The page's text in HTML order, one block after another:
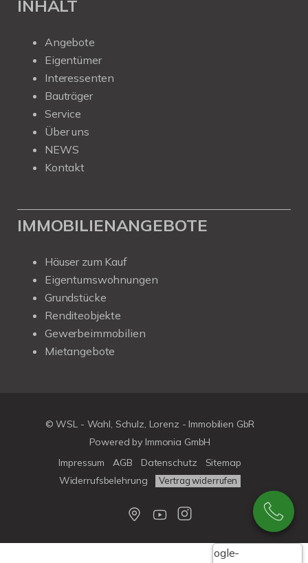
INHALT
Angebote
Eigentümer
Interessenten
Bauträger
Service
Über uns
NEWS
Kontakt
IMMOBILIENANGEBOTE
Häuser zum Kauf
Eigentumswohnungen
Grundstücke
Renditeobjekte
Gewerbeimmobilien
Mietangebote
© WSL - Wahl, Schulz, Lorenz - Immobilien GbR
Powered by Immonia GmbH
Impressum
AGB Datenschutz
Sitemap
Widerrufsbelehrung
Vertrag widerrufen
Google-